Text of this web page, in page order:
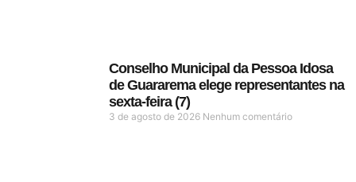
Conselho Municipal da Pessoa Idosa
de Guararema elege representantes na
sexta-feira (7)
3 de agosto de 2026 Nenhum comentário